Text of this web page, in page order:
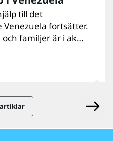
till det
fortsätter.
familjer är i akut
sanitet och
stöd. UNICEF finns